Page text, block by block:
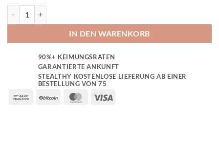
IN DEN WARENKORB
90%+ KEIMUNGSRATEN
GARANTIERTE ANKUNFT
STEALTHY KOSTENLOSE LIEFERUNG AB EINER
BESTELLUNG VON 75
Bank
BitCoin MasterCard